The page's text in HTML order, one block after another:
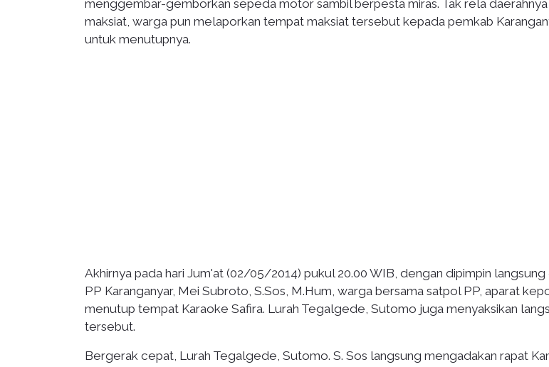
menggembar-gemborkan sepeda motor sambil berpesta miras. Tak rela
maksiat, warga pun melaporkan tempat maksiat tersebut kepada pemkab
untuk menutupnya.
Akhirnya pada hari Jum'at (02/05/2014) pukul 20.00 WIB, dengan dipimpin
PP Karanganyar, Mei Subroto, S.Sos, M.Hum, warga bersama satpol PP, aparat
menutup tempat Karaoke Safira. Lurah Tegalgede, Sutomo juga menyaksikan
tersebut.
Bergerak cepat, Lurah Tegalgede, Sutomo. S. Sos langsung mengadakan rapat